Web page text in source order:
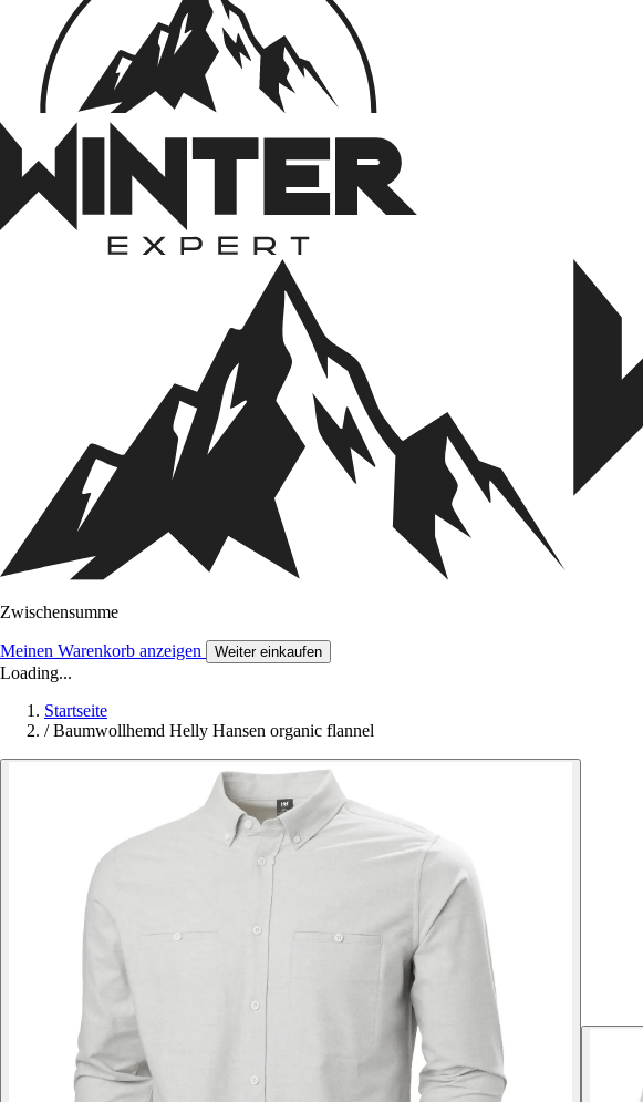
Zwischensumme
Meinen Warenkorb anzeigen Weiter einkaufen
Loading...
Startseite
/ Baumwollhemd Helly Hansen organic flannel